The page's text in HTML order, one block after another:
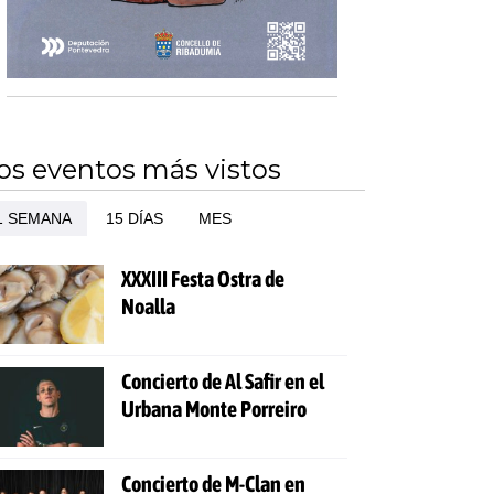
eventos más vistos
SEMANA 15 DÍAS MES
XXXIII Festa Ostra de
Noalla
Concierto de Al Safir en el
Urbana Monte Porreiro
Concierto de M-Clan en